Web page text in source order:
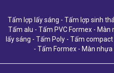
Tấm lợp lấy sáng - Tấm lợp sinh
Tấm alu - Tấm PVC Formex- Màn
lấy sáng - Tấm Poly- Tấm compact
-Tấm Formex - Màn nhựa